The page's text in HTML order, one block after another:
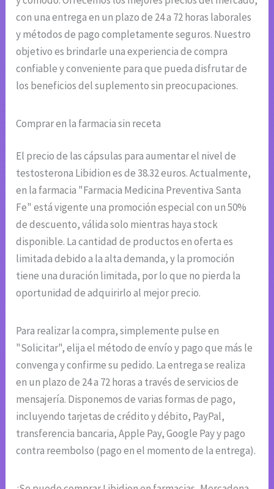
con una entrega en un plazo de 24 a 72 horas laborales
y métodos de pago completamente seguros. Nuestro
objetivo es brindarle una experiencia de compra
confiable y conveniente para que pueda disfrutar de
los beneficios del suplemento sin preocupaciones.
Comprar en la farmacia sin receta
El precio de las cápsulas para aumentar el nivel de
testosterona Libidion es de 38.32 euros. Actualmente,
en la farmacia "Farmacia Medicina Preventiva Santa
Fe" está vigente una promoción especial con un 50%
de descuento, válida solo mientras haya stock
disponible. La cantidad de productos en oferta es
limitada debido a la alta demanda, y la promoción
tiene una duración limitada, por lo que no pierda la
oportunidad de adquirirlo al mejor precio.
Para realizar la compra, simplemente pulse en
"Solicitar", elija el método de envío y pago que más le
convenga y confirme su pedido. La entrega se realiza
en un plazo de 24 a 72 horas a través de servicios de
mensajería. Disponemos de varias formas de pago,
incluyendo tarjetas de crédito y débito, PayPal,
transferencia bancaria, Apple Pay, Google Pay y pago
contra reembolso (pago en el momento de la entrega).